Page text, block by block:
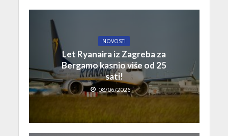
NOVOSTI
Let Ryanaira iz Zagreba za
Bergamo kasnio više od 25
sati!
08/06/2026